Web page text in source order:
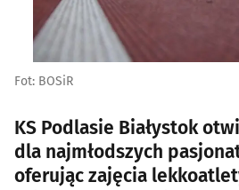
Fot: BOSiR
KS Podlasie Białystok
dla najmłodszych
oferując zajęcia